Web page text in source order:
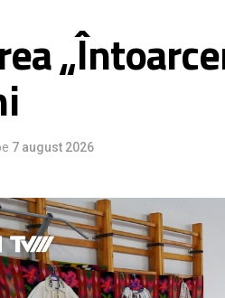
Publică Neamț
pagina oficială, Primăria
„efectele
nisip” și „depășiri ale unor
depistată în urma analizelor.
7 august 2026